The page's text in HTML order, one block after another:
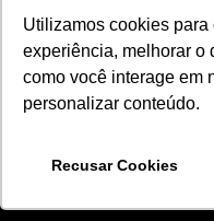
Utilizamos cookies para
experiência, melhorar o
como você interage em
personalizar conteúdo.
Recusar Cookies
Somos profissionais
Jornalismo e Relações
uma análise de quatro
entendemos que fazer
relevância e com
essencial àqueles que